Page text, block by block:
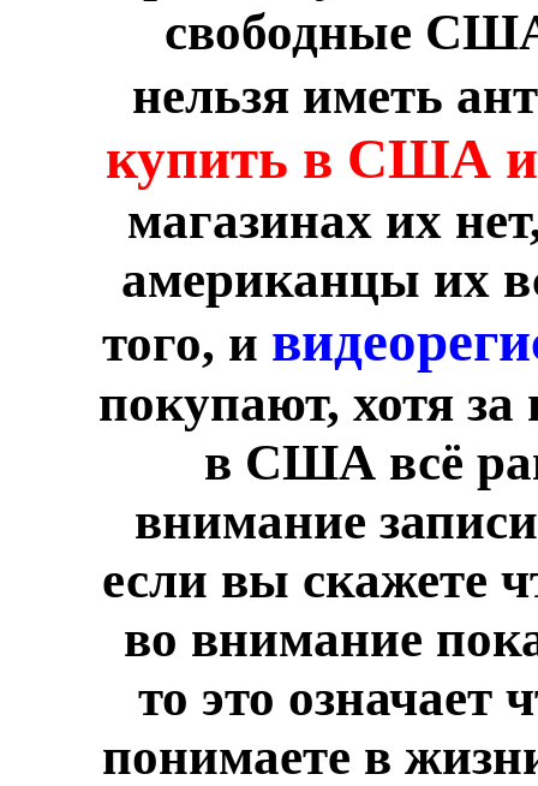
свободные
нельзя иметь
купить в США и
магазинах их
американцы их
того, и
покупают, хотя
в США всё
внимание
если вы скажете
во внимание
то это означает
понимаете в